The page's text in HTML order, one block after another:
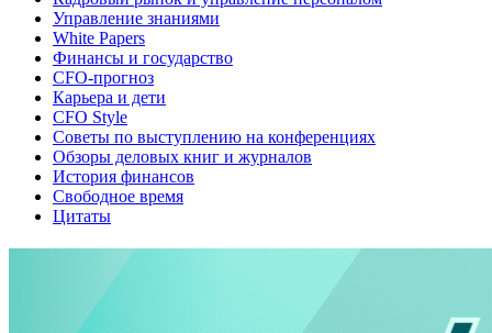
Управление знаниями
White Papers
Финансы и государство
CFO-прогноз
Карьера и дети
CFO Style
Советы по выступлению на конференциях
Обзоры деловых книг и журналов
История финансов
Свободное время
Цитаты